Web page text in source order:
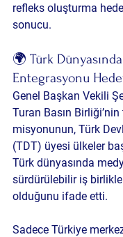
refleks oluşturma
sonucu.
🌍 Türk
Entegrasyonu
Genel Başkan Vekili
Turan Basın Birliği’nin
misyonunun, Türk
(TDT) üyesi ülkeler
Türk dünyasında
sürdürülebilir iş
olduğunu ifade etti.
Sadece Türkiye